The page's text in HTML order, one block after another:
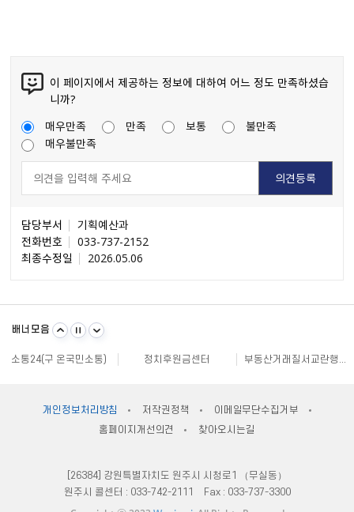
이 페이지에서 제공하는 정보에 대하여 어느 정도 만족하셨습
니까?
매우만족
만족 보통
불만족
매우불만족
담당부서
기획예산과
전화번호
033-737-2152
최종수정일
2026.05.06
배너모음
강원일자리정보망
소통24(구 온국민소통)
정치후원금센터
부동산거래질서교란행위 신고센터
안전신문고
내고장알리미
한국사회적기업진흥원
쌀직불금 정보공개
개인정보처리방침 저작권정책
이메일무단수집거부
홈페이지개선의견
찾아오시는길
[26384] 강원특별자치도 원주시 시청로1 （무실동）
원주시 콜센터 : 033-742-2111 Fax : 033-737-3300